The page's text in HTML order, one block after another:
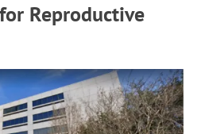
Reproductive